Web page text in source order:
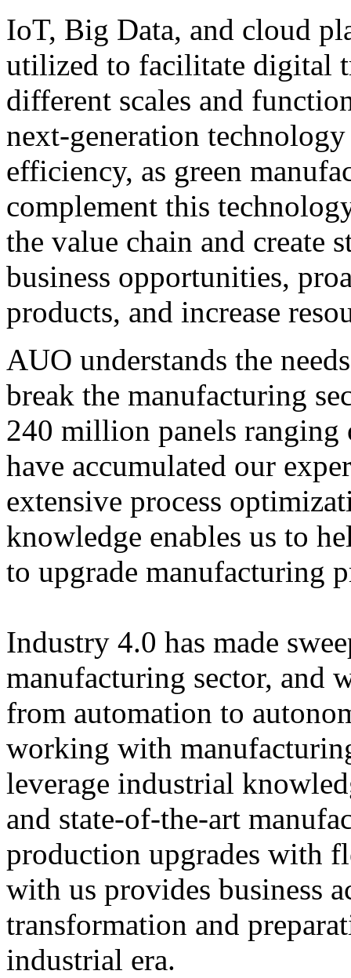
IoT, Big Data, and cloud
utilized to facilitate digital
different scales and
next-generation
efficiency, as green
complement this
the value chain and create
business opportunities,
products, and increase
AUO understands the
break the manufacturing
240 million panels ranging
have accumulated our
extensive process
knowledge enables us to
to upgrade manufacturing
Industry 4.0 has made
manufacturing sector, and
from automation to
working with
leverage industrial
and state-of-the-art
production upgrades with
with us provides business
transformation and
industrial era.